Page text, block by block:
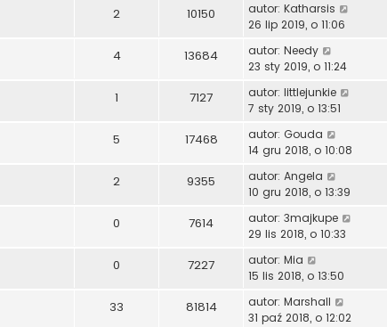
2 10150 autor: Katharsis
26 lip 2019, o 11:06
4 13684 autor: Needy
23 sty 2019, o 11:24
1 7127 autor: littlejunkie
7 sty 2019, o 13:51
5 17468 autor: Gouda
14 gru 2018, o 10:08
2 9355 autor: Angela
10 gru 2018, o 13:39
0 7614 autor: 3majkupe
29 lis 2018, o 10:33
0 7227 autor: Mia
15 lis 2018, o 13:50
33 81814 autor: Marshall
31 paź 2018, o 12:02